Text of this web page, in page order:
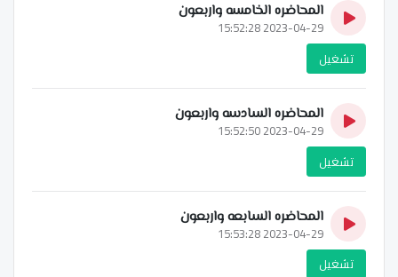
المحاضره الخامسه واربعون
2023-04-29 15:52:28
تشغيل
المحاضره السادسه واربعون
2023-04-29 15:52:50
تشغيل
المحاضره السابعه واربعون
2023-04-29 15:53:28
تشغيل